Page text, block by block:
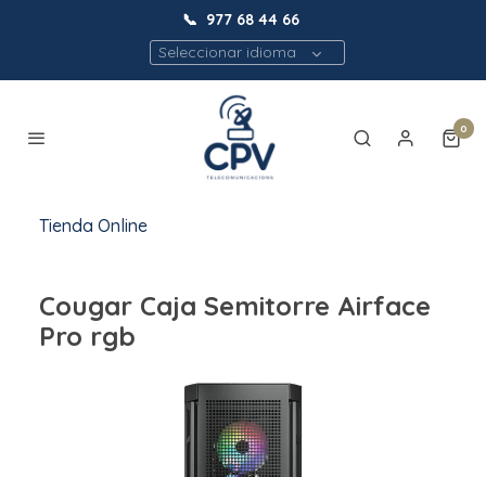
📞 977 68 44 66
Seleccionar idioma
0
Tienda Online
Cougar Caja Semitorre Airface
Pro rgb